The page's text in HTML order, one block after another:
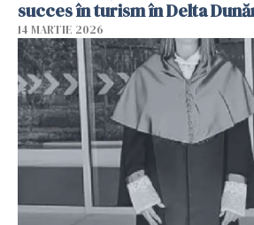
succes în turism în Delta
14 MARTIE 2026